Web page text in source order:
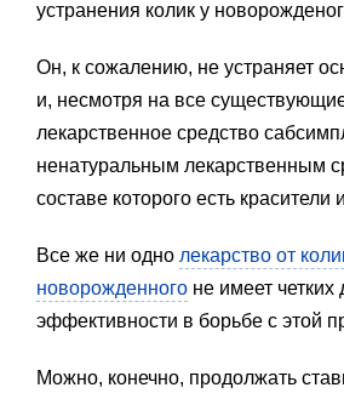
устранения колик у
Он, к сожалению, не устраняет
и, несмотря на все
лекарственное средство
ненатуральным лекарственным
составе которого есть
Все же ни одно лекарство от
новорожденного не имеет четких
эффективности в борьбе с этой
Можно, конечно, продолжать